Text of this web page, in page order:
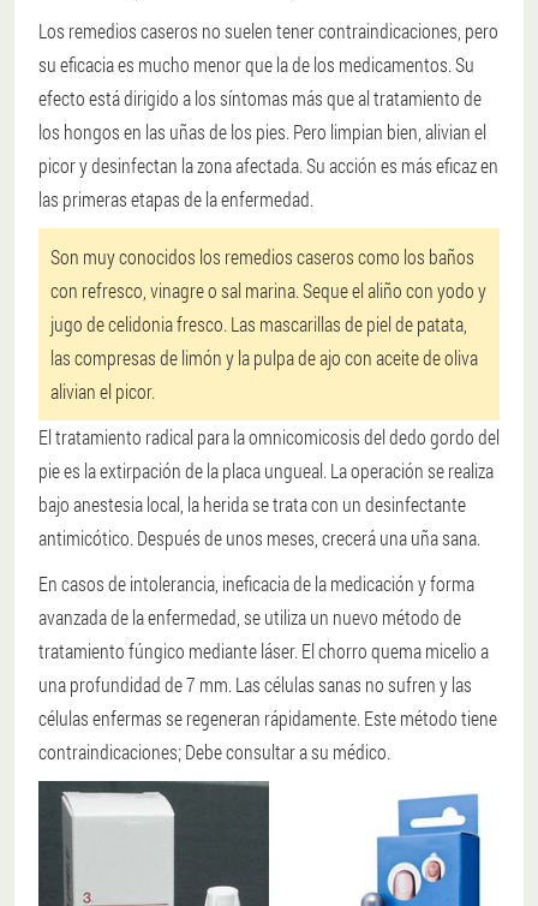
Los remedios caseros no suelen tener contraindicaciones, pero
su eficacia es mucho menor que la de los medicamentos. Su
efecto está dirigido a los síntomas más que al tratamiento de
los hongos en las uñas de los pies. Pero limpian bien, alivian el
picor y desinfectan la zona afectada. Su acción es más eficaz en
las primeras etapas de la enfermedad.
Son muy conocidos los remedios caseros como los baños
con refresco, vinagre o sal marina. Seque el aliño con yodo y
jugo de celidonia fresco. Las mascarillas de piel de patata,
las compresas de limón y la pulpa de ajo con aceite de oliva
alivian el picor.
El tratamiento radical para la omnicomicosis del dedo gordo del
pie es la extirpación de la placa ungueal. La operación se realiza
bajo anestesia local, la herida se trata con un desinfectante
antimicótico. Después de unos meses, crecerá una uña sana.
En casos de intolerancia, ineficacia de la medicación y forma
avanzada de la enfermedad, se utiliza un nuevo método de
tratamiento fúngico mediante láser. El chorro quema micelio a
una profundidad de 7 mm. Las células sanas no sufren y las
células enfermas se regeneran rápidamente. Este método tiene
contraindicaciones; Debe consultar a su médico.